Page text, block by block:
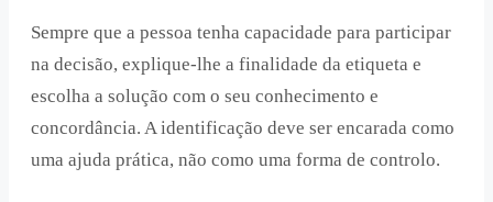
Sempre que a pessoa tenha capacidade para participar
na decisão, explique-lhe a finalidade da etiqueta e
escolha a solução com o seu conhecimento e
concordância. A identificação deve ser encarada como
uma ajuda prática, não como uma forma de controlo.